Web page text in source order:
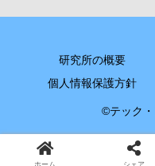
研究所の概要
個人情報保護方針
©テック
ホーム シェア